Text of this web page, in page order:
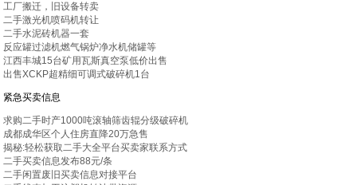
工厂搬迁，旧设备转卖
二手激光机喷码机转让
二手水泥砖机器一套
反应罐过滤机燃气锅炉净水机储罐等
江西丰城15台矿用瓦斯真空泵低价出售
出售XCKP超精细可调式破碎机1台
紧急买卖信息
求购二手时产1000吨滚轴筛齿辊分级破碎机
成都成华区个人住房直降20万急售
揭秘:轻松获取二手大全平台买卖家联系方式
二手买卖信息发布88元/条
二手闲置废旧买卖信息对接平台